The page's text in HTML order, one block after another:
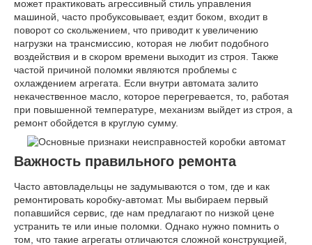
может практиковать агрессивный стиль управления
машиной, часто пробуксовывает, ездит боком, входит в
поворот со скольжением, что приводит к увеличению
нагрузки на трансмиссию, которая не любит подобного
воздействия и в скором времени выходит из строя. Также
частой причиной поломки являются проблемы с
охлаждением агрегата. Если внутри автомата залито
некачественное масло, которое перегревается, то, работая
при повышенной температуре, механизм выйдет из строя, а
ремонт обойдется в круглую сумму.
Важность правильного ремонта
Часто автовладельцы не задумываются о том, где и как
ремонтировать коробку-автомат. Мы выбираем первый
попавшийся сервис, где нам предлагают по низкой цене
устранить те или иные поломки. Однако нужно помнить о
том, что такие агрегаты отличаются сложной конструкцией,